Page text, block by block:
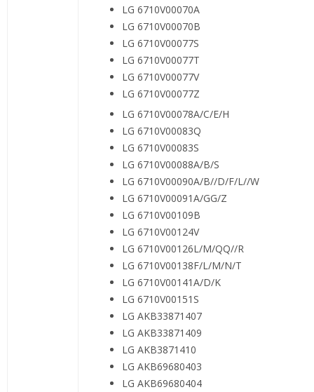
LG 6710V00070A
LG 6710V00070B
LG 6710V00077S
LG 6710V00077T
LG 6710V00077V
LG 6710V00077Z
LG 6710V00078A/C/E/H
LG 6710V00083Q
LG 6710V00083S
LG 6710V00088A/B/S
LG 6710V00090A/B//D/F/L//W
LG 6710V00091A/GG/Z
LG 6710V00109B
LG 6710V00124V
LG 6710V00126L/M/QQ//R
LG 6710V00138F/L/M/N/T
LG 6710V00141A/D/K
LG 6710V00151S
LG AKB33871407
LG AKB33871409
LG AKB3871410
LG AKB69680403
LG AKB69680404